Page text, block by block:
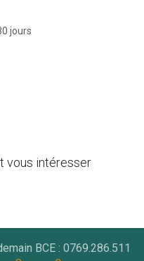
jours
vous intéresser
BCE : 0769.286.511